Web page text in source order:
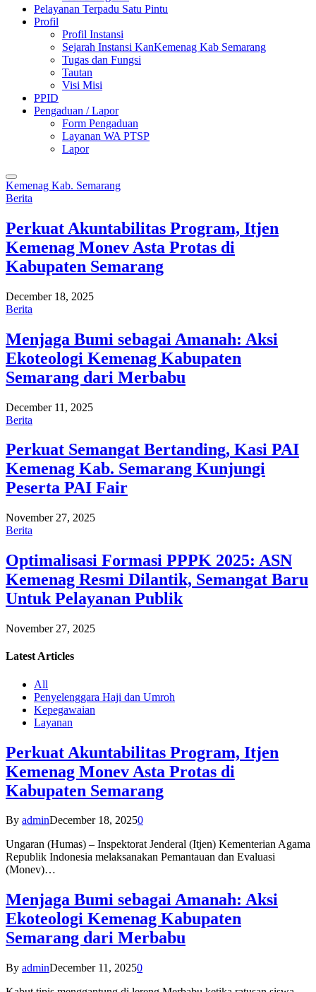
Pelayanan Terpadu Satu Pintu
Profil
Profil Instansi
Sejarah Instansi KanKemenag Kab Semarang
Tugas dan Fungsi
Tautan
Visi Misi
PPID
Pengaduan / Lapor
Form Pengaduan
Layanan WA PTSP
Lapor
Kemenag Kab. Semarang
Berita
Perkuat Akuntabilitas Program, Itjen
Kemenag Monev Asta Protas di
Kabupaten Semarang
December 18, 2025
Berita
Menjaga Bumi sebagai Amanah: Aksi
Ekoteologi Kemenag Kabupaten
Semarang dari Merbabu
December 11, 2025
Berita
Perkuat Semangat Bertanding, Kasi PAI
Kemenag Kab. Semarang Kunjungi
Peserta PAI Fair
November 27, 2025
Berita
Optimalisasi Formasi PPPK 2025: ASN
Kemenag Resmi Dilantik, Semangat Baru
Untuk Pelayanan Publik
November 27, 2025
Latest Articles
All
Penyelenggara Haji dan Umroh
Kepegawaian
Layanan
Perkuat Akuntabilitas Program, Itjen
Kemenag Monev Asta Protas di
Kabupaten Semarang
By adminDecember 18, 20250
Ungaran (Humas) – Inspektorat Jenderal (Itjen) Kementerian Agama
Republik Indonesia melaksanakan Pemantauan dan Evaluasi
(Monev)…
Menjaga Bumi sebagai Amanah: Aksi
Ekoteologi Kemenag Kabupaten
Semarang dari Merbabu
By adminDecember 11, 20250